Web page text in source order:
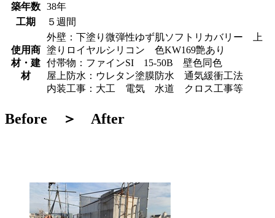
築年数
38年
工期
５週間
使用商
材・建
材
外壁：下塗り微弾性ゆず肌ソフトリカバリー 上
塗りロイヤルシリコン 色KW169艶あり
付帯物：ファインSI 15-50B 壁色同色
屋上防水：ウレタン塗膜防水 通気緩衝工法
内装工事：大工 電気 水道 クロス工事等
Before ＞ After